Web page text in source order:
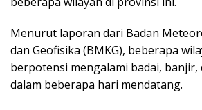
Menurut laporan dari Badan
dan Geofisika (BMKG), beberapa
berpotensi mengalami badai, banjir,
dalam beberapa hari mendatang.